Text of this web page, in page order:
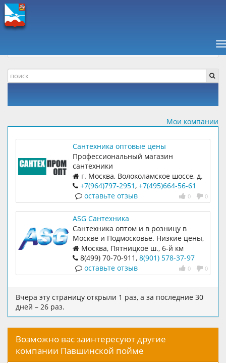
Мои компании
Сантехника оптовые цены
Профессиональный магазин
сантехники
г. Москва, Волоколамское шоссе, д.
146, с. 3
+7(964)797-2951, +7(495)664-56-61
0 0
оставьте отзыв
ASG Сантехника
Сантехника оптом и в розницу в
Москве и Подмосковье. Низкие цены,
доставка. Мы работаем с оптовыми
клиентами и торговыми сетями.
Москва, Пятницкое ш., 6-й км
8(499) 70-70-911, 8(901) 578-37-97
0 0
оставьте отзыв
Вчера эту страницу открыли 1 раз, а за последние 30
дней – 26 раз.
Возможно вас заинтересуют другие
компании Павшинской пойме